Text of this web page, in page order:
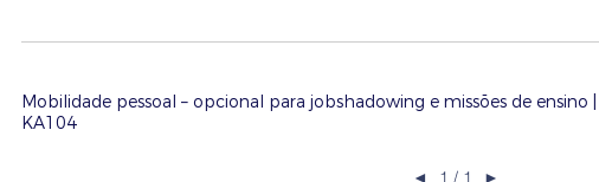
Mobilidade pessoal – opcional para jobshadowing e missões de ensino |
KA104
◄ 1 / 1 ►